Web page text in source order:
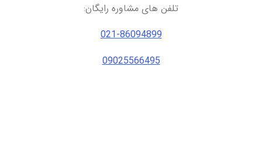
تلفن های مشاوره رایگان:
021-86094899
09025566495